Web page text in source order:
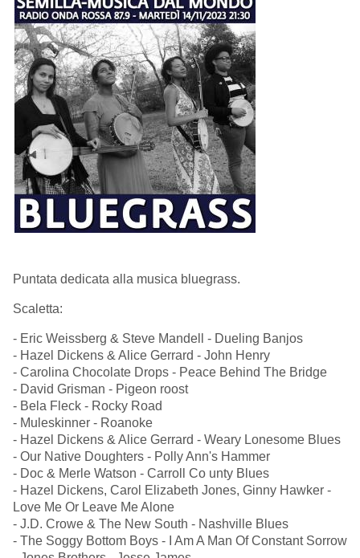
Puntata dedicata alla musica bluegrass.
Scaletta:
- Eric Weissberg & Steve Mandell - Dueling Banjos
- Hazel Dickens & Alice Gerrard - John Henry
- Carolina Chocolate Drops - Peace Behind The Bridge
- David Grisman - Pigeon roost
- Bela Fleck - Rocky Road
- Muleskinner - Roanoke
- Hazel Dickens & Alice Gerrard - Weary Lonesome Blues
- Our Native Doughters - Polly Ann's Hammer
- Doc & Merle Watson - Carroll Co unty Blues
- Hazel Dickens, Carol Elizabeth Jones, Ginny Hawker -
Love Me Or Leave Me Alone
- J.D. Crowe & The New South - Nashville Blues
- The Soggy Bottom Boys - I Am A Man Of Constant Sorrow